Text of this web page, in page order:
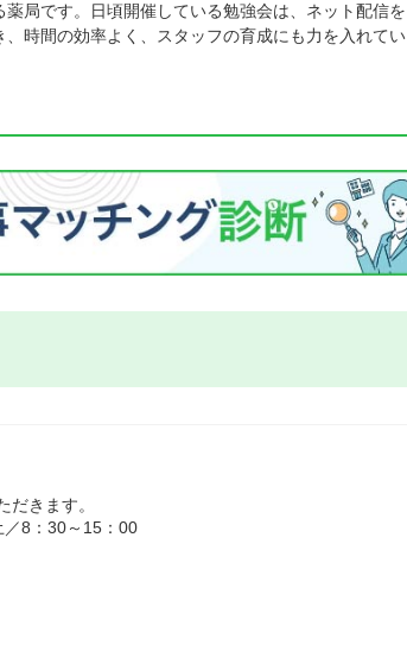
局です。日頃開催している勉強会は、ネット配信を
時間の効率よく、スタッフの育成にも力を入れてい
きます。
8：30～15：00